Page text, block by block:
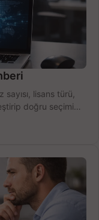
lisans türü,
doğru seçimi